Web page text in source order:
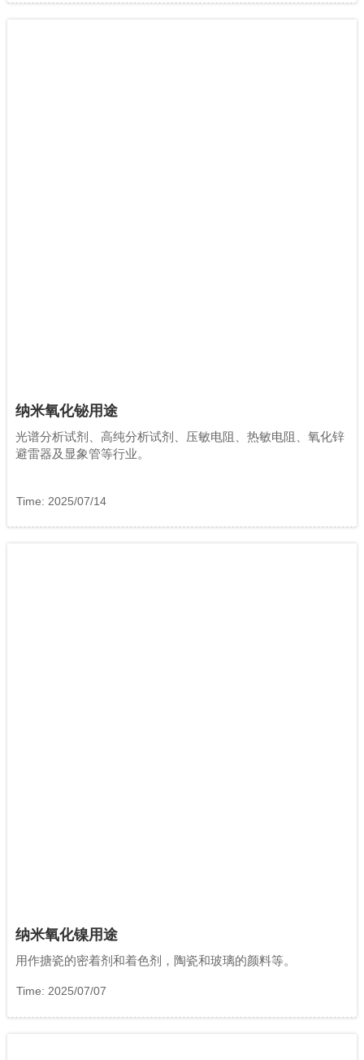
纳米氧化铋用途
光谱分析试剂、高纯分析试剂、压敏电阻、热敏电阻、氧化锌
避雷器及显象管等行业。
Time: 2025/07/14
纳米氧化镍用途
用作搪瓷的密着剂和着色剂，陶瓷和玻璃的颜料等。
Time: 2025/07/07